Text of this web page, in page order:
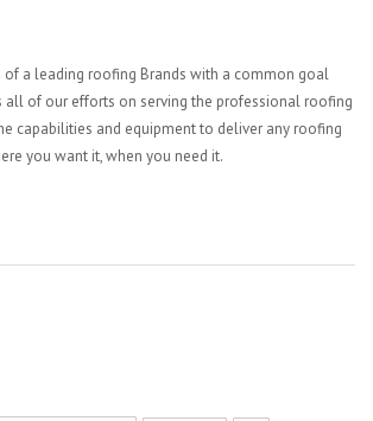
of a leading roofing Brands with a common goal
all of our efforts on serving the professional roofing
capabilities and equipment to deliver any roofing
you want it, when you need it.